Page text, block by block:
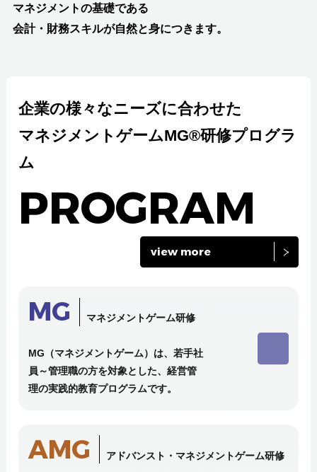
マネジメントの基礎である
会計・財務スキルが自然と身につきます。
企業の様々なニーズに合わせた
マネジメントゲームMG®研修プログラ
ム
PROGRAM
view more
MG マネジメントゲーム研修
MG（マネジメントゲーム）は、若手社
員～管理職の方を対象とした、経営管
理の実践的教育プログラムです。
AMG アドバンスト・マネジメントゲーム研修